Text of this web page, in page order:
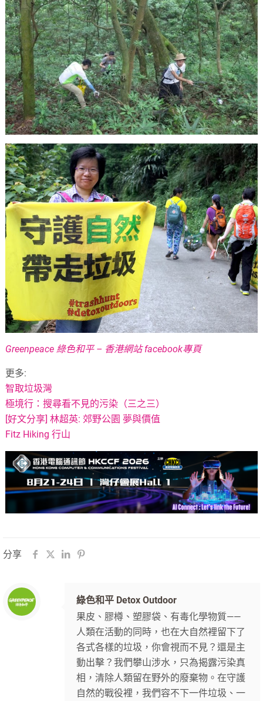
Greenpeace 綠色和平 – 香港網站 facebook專頁
更多:
智取垃圾灣
極境行：搜尋看不見的污染（三之三）
[好文分享] 林超英: 郊野公園 夢與價值
Fitz Hiking 行山
分享
綠色和平 Detox Outdoor
果皮、膠樽、塑膠袋、有毒化學物質——
人類在活動的同時，也在大自然裡留下了
各式各樣的垃圾，你會視而不見？還是主
動出擊？我們攀山涉水，只為揭露污染真
相，清除人類留在野外的廢棄物。在守護
自然的戰役裡，我們容不下一件垃圾、一